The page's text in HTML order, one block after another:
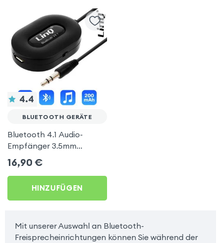
4.4
BLUETOOTH GERÄTE
Bluetooth 4.1 Audio-
Empfänger 3.5mm
Klinkenadapter, LinQ –
Schwarz
16,90 €
HINZUFÜGEN
Mit unserer Auswahl an Bluetooth-
Freisprecheinrichtungen können Sie während der